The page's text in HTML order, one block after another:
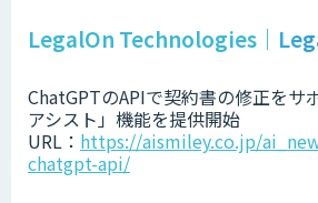
LegalOn Technologies｜
ChatGPTのAPIで契約書の修正をサ
アシスト」機能を提供開始
URL： https://aismiley.co.jp/
chatgpt-api/